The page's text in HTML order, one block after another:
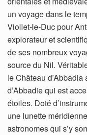
un voyage dans le
Viollet-le-Duc pour
explorateur et
de ses nombreux
source du Nil.
le Château d’Abbadia
d’Abbadie qui est
étoiles. Doté
une lunette
astronomes qui s’y